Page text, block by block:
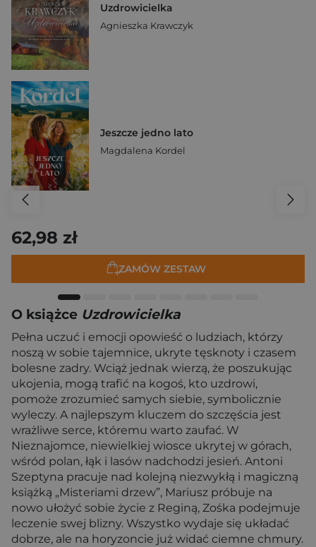
Uzdrowicielka
Agnieszka Krawczyk
Jeszcze jedno lato
Magdalena Kordel
62,98 zł
ZAMÓW ZESTAW
O książce Uzdrowicielka
Pełna uczuć i emocji opowieść o ludziach, którzy
noszą w sobie tajemnice, ukryte tęsknoty i czasem
bolesne zadry. Wciąż jednak wierzą, że poszukując
ukojenia, mogą trafić na kogoś, kto uzdrowi,
pomoże zrozumieć samych siebie, symbolicznie
wyleczy. A najlepszym kluczem do szczęścia jest
wrażliwe serce, któremu warto zaufać. W
Nieznajomce, niewielkiej wiosce ukrytej w górach,
wśród polan, łąk i lasów nadchodzi jesień. Antoni
Szeptyna pracuje nad kolejną niezwykłą i magiczną
książką „Misteriami drzew”, Mariusz próbuje na
nowo ułożyć sobie życie z Reginą, Zośka podejmuje
leczenie swej blizny. Wszystko wydaje się układać
dobrze, ale na horyzoncie już widać ciemne chmury.